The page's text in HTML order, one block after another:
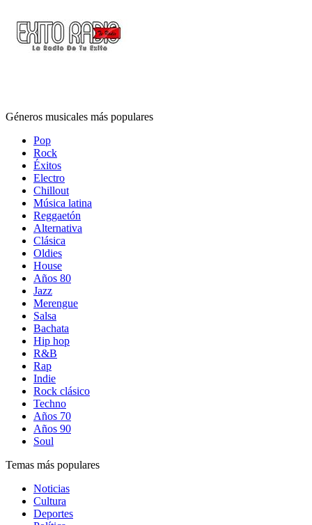
Géneros musicales más populares
Pop
Rock
Éxitos
Electro
Chillout
Música latina
Reggaetón
Alternativa
Clásica
Oldies
House
Años 80
Jazz
Merengue
Salsa
Bachata
Hip hop
R&B
Rap
Indie
Rock clásico
Techno
Años 70
Años 90
Soul
Temas más populares
Noticias
Cultura
Deportes